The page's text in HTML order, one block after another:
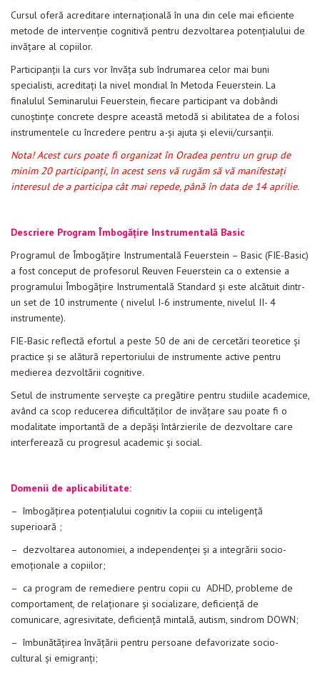
Cursul oferă acreditare internațională în una din cele mai eficiente
metode de intervenție cognitivă pentru dezvoltarea potenţialului de
invățare al copiilor.
Participanţii la curs vor învăţa sub îndrumarea celor mai buni
specialisti, acreditaţi la nivel mondial în Metoda Feuerstein. La
finalulul Seminarului Feuerstein, fiecare participant va dobândi
cunoştinţe concrete despre această metodă si abilitatea de a folosi
instrumentele cu încredere pentru a-şi ajuta şi elevii/cursanții.
Nota! Acest curs poate fi organizat în Oradea pentru un grup de
minim 20 participanți, în acest sens vă rugăm să vă manifestați
interesul de a participa cât mai repede, până în data de 14 aprilie.
Descriere Program Îmbogățire Instrumentală Basic
Programul de Îmbogățire Instrumentală Feuerstein – Basic (FIE-Basic)
a fost conceput de profesorul Reuven Feuerstein ca o extensie a
programului Îmbogățire Instrumentală Standard și este alcătuit dintr-
un set de 10 instrumente ( nivelul I-6 instrumente, nivelul II- 4
instrumente).
FIE-Basic reflectă efortul a peste 50 de ani de cercetări teoretice și
practice și se alătură repertoriului de instrumente active pentru
medierea dezvoltării cognitive.
Setul de instrumente servește ca pregătire pentru studiile academice,
având ca scop reducerea dificultăților de invățare sau poate fi o
modalitate importantă de a depăși întârzierile de dezvoltare care
interferează cu progresul academic și social.
Domenii de aplicabilitate:
– îmbogăţirea potenţialului cognitiv la copiii cu inteligenţă
superioară ;
– dezvoltarea autonomiei, a independenţei şi a integrării socio-
emoţionale a copiilor;
– ca program de remediere pentru copii cu ADHD, probleme de
comportament, de relaţionare şi socializare, deficienţă de
comunicare, agresivitate, deficienţă mintală, autism, sindrom DOWN;
– îmbunătăţirea învăţării pentru persoane defavorizate socio-
cultural şi emigranţi;